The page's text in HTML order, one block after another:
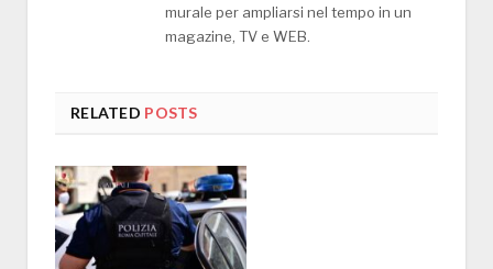
murale per ampliarsi nel tempo in un
magazine, TV e WEB.
RELATED POSTS